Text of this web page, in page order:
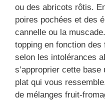
ou des abricots rôtis.
poires pochées et des
cannelle ou la
topping en fonction
selon les intolérances
s’approprier cette
plat qui vous
de mélanges fruit-